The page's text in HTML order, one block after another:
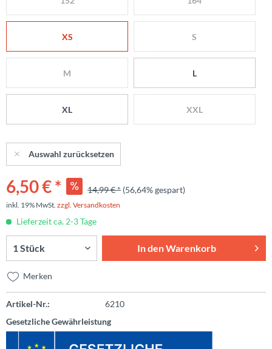
XS S
M L
XL XXL
Auswahl zurücksetzen
6,50 € * 14,99 € * (56,64% gespart)
inkl. 19% MwSt. zzgl. Versandkosten
Lieferzeit ca. 2-3 Tage
In denWarenkorb
Merken
Artikel-Nr.:
6210
Gesetzliche Gewährleistung